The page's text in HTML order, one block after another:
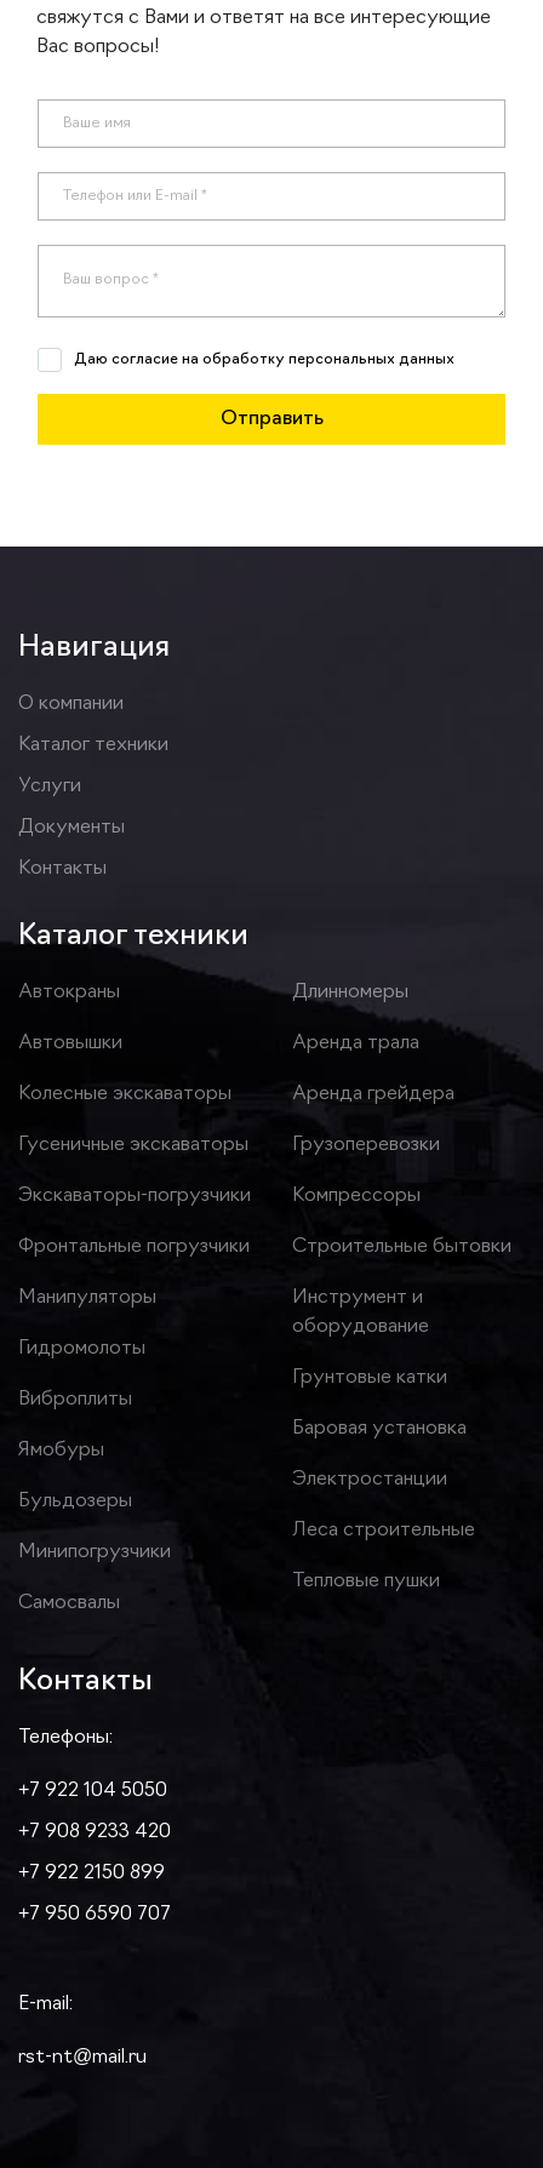
свяжутся с Вами и ответят на все интересующие
Вас вопросы!
Даю согласие на обработку персональных данных
Навигация
О компании
Каталог техники
Услуги
Документы
Контакты
Каталог техники
Автокраны
Автовышки
Колесные экскаваторы
Гусеничные экскаваторы
Экскаваторы-погрузчики
Фронтальные погрузчики
Манипуляторы
Гидромолоты
Виброплиты
Ямобуры
Бульдозеры
Минипогрузчики
Самосвалы
Длинномеры
Аренда трала
Аренда грейдера
Грузоперевозки
Компрессоры
Строительные бытовки
Инструмент и
оборудование
Грунтовые катки
Баровая установка
Электростанции
Леса строительные
Тепловые пушки
Контакты
Телефоны:
+7 922 104 5050
+7 908 9233 420
+7 922 2150 899
+7 950 6590 707
E-mail:
rst-nt@mail.ru